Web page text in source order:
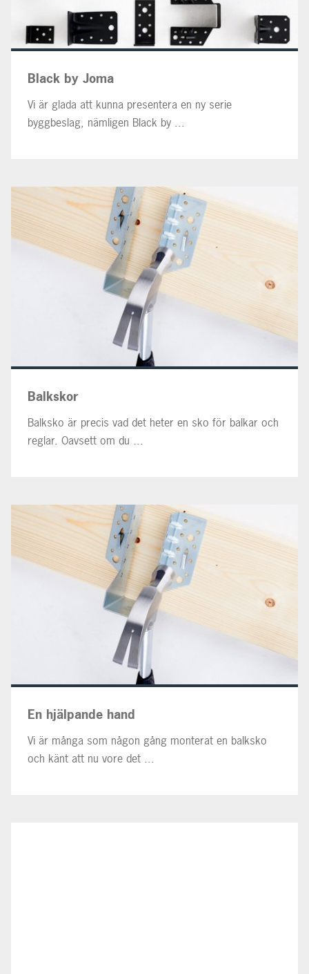
Black by Joma
Vi är glada att kunna presentera en ny serie
byggbeslag, nämligen Black by ...
Balkskor
Balksko är precis vad det heter en sko för balkar och
reglar. Oavsett om du ...
En hjälpande hand
Vi är många som någon gång monterat en balksko
och känt att nu vore det ...